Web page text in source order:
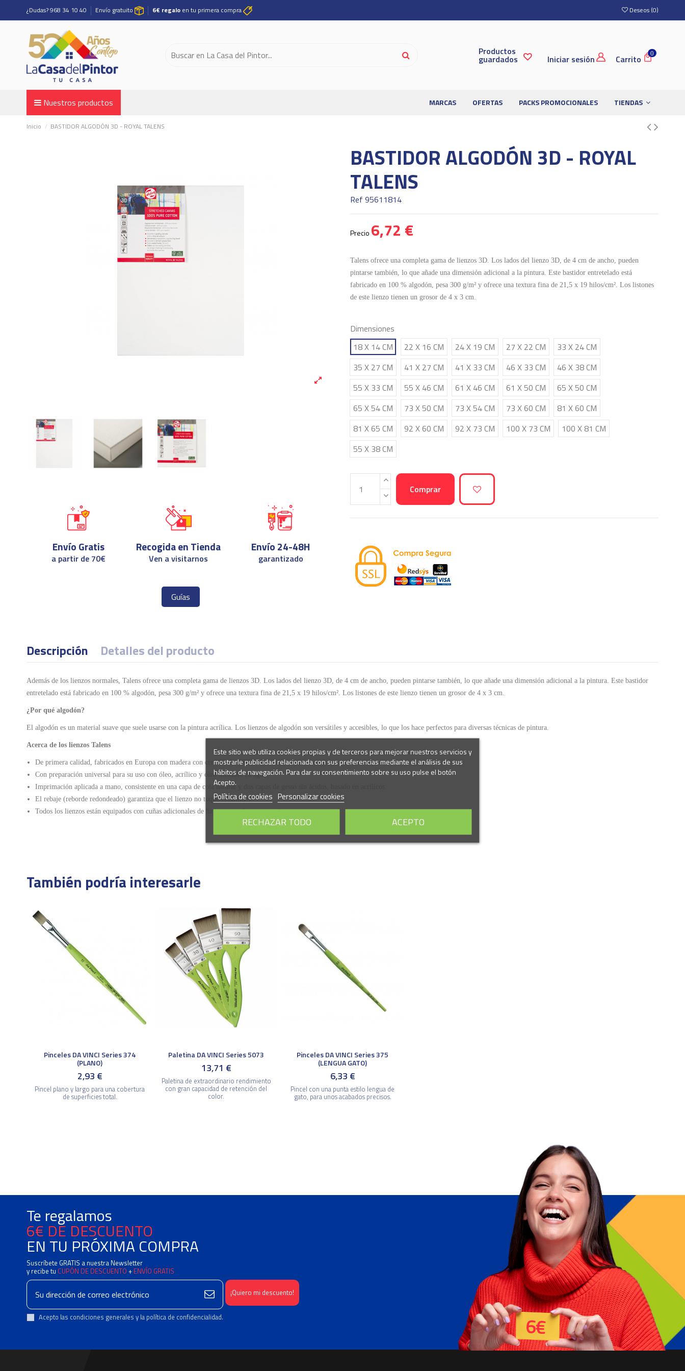
¿Dudas? 968 34 10 40 Envío gratuito 6€ regalo en tu primera compra Deseos (0)
Productos
guardados Iniciar sesión 0
Carrito
Nuestros productos MARCAS OFERTAS PACKS PROMOCIONALES TIENDAS
Inicio BASTIDOR ALGODÓN 3D - ROYAL TALENS
BASTIDOR ALGODÓN 3D - ROYAL
TALENS
Ref 95611814
Precio 6,72 €
Talens ofrece una completa gama de lienzos 3D. Los lados del lienzo 3D, de 4 cm de ancho, pueden
pintarse también, lo que añade una dimensión adicional a la pintura. Este bastidor entretelado está
fabricado en 100 % algodón, pesa 300 g/m² y ofrece una textura fina de 21,5 x 19 hilos/cm². Los listones
de este lienzo tienen un grosor de 4 x 3 cm.
Dimensiones
18 X 14 CM
22 X 16 CM 24 X 19 CM 27 X 22 CM
33 X 24 CM
35 X 27 CM
41 X 27 CM 41 X 33 CM 46 X 33 CM
46 X 38 CM
55 X 33 CM
55 X 46 CM 61 X 46 CM 61 X 50 CM
65 X 50 CM
65 X 54 CM
73 X 50 CM 73 X 54 CM 73 X 60 CM
81 X 60 CM
81 X 65 CM
92 X 60 CM 92 X 73 CM 100 X 73 CM
100 X 81 CM
55 X 38 CM
Comprar
Envío Gratis
a partir de 70€
Recogida en Tienda
Ven a visitarnos
Envío 24-48H
garantizado
Guías
Descripción Detalles del producto
Además de los lienzos normales, Talens ofrece una completa gama de lienzos 3D. Los lados del lienzo 3D, de 4 cm de ancho, pueden pintarse también, lo que añade una dimensión adicional a la pintura. Este bastidor
entretelado está fabricado en 100 % algodón, pesa 300 g/m² y ofrece una textura fina de 21,5 x 19 hilos/cm². Los listones de este lienzo tienen un grosor de 4 x 3 cm.
¿Por qué algodón?
El algodón es un material suave que suele usarse con la pintura acrílica. Los lienzos de algodón son versátiles y accesibles, lo que los hace perfectos para diversas técnicas de pintura.
Acerca de los lienzos Talens
De primera calidad, fabricados en Europa con madera con certificado FSC.
Con preparación universal para su uso con óleo, acrílico y óleo miscible en agua.
Imprimación aplicada a mano, consistente en una capa de cola natural y dos capas de gesso sin ácidos, basado en acrílicos.
El rebaje (reborde redondeado) garantiza que el lienzo no toque el bastidor.
Todos los lienzos están equipados con cuñas adicionales de haya para volver a tensarlos.
También podría interesarle
Pinceles DA VINCI Series 374
(PLANO)
2,93 €
Pincel plano y largo para una cobertura
de superficies total.
Paletina DA VINCI Series 5073
13,71 €
Paletina de extraordinario rendimiento
con gran capacidad de retención del
color.
Pinceles DA VINCI Series 375
(LENGUA GATO)
6,33 €
Pincel con una punta estilo lengua de
gato, para unos acabados precisos.
Acepto las condiciones generales y la política de confidencialidad.
Te regalamos
6€ DE DESCUENTO
EN TU PRÓXIMA COMPRA
Suscríbete GRATIS a nuestra Newsletter
y recibe tu CUPÓN DE DESCUENTO + ENVÍO GRATIS
Este sitio web utiliza cookies propias y de terceros para mejorar nuestros servicios y
mostrarle publicidad relacionada con sus preferencias mediante el análisis de sus
hábitos de navegación. Para dar su consentimiento sobre su uso pulse el botón
Acepto.
Política de cookies Personalizar cookies
RECHAZAR TODO ACEPTO